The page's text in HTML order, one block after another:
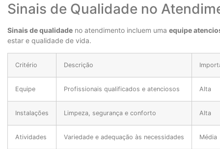
Sinais de Qualidade no
Sinais de qualidade no atendimento incluem uma equipe
estar e qualidade de vida.
Critério Descrição
Equipe Profissionais qualificados e atenciosos Alta
Instalações Limpeza, segurança e conforto Alta
Atividades Variedade e adequação às necessidades Média